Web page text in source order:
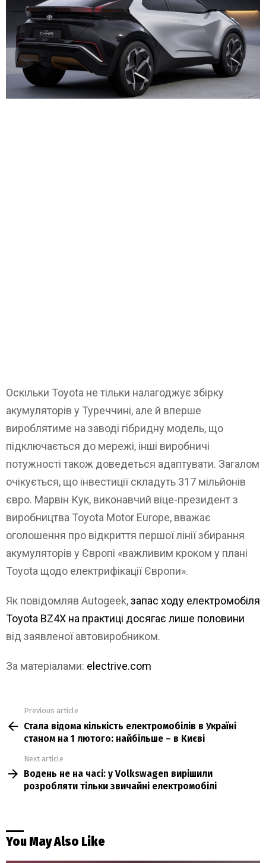
Оскільки Toyota не тільки налагоджує збірку
акумуляторів у Туреччині, але й вперше
вироблятиме на заводі гібридну модель, що
підключається до мережі, інші виробничі
потужності також доведеться адаптувати. Загалом
очікується, що інвестиції складуть 317 мільйонів
євро. Марвін Кук, виконавчий віце-президент з
виробництва Toyota Motor Europe, вважає
оголошення про відкриття першої лінії збирання
акумуляторів у Європі «важливим кроком у плані
Toyota щодо електрифікації Європи».
Як повідомляв Autogeek,запас ходу електромобіля
Toyota BZ4X на практиці досягає лише половини
від заявленої автовиробником.
За матеріалами: electrive.com
more
Previous article
Стала відома кількість електромобілів в Україні
станом на 1 лютого: найбільше – в Києві
Next article
Водень не на часі: у Volkswagen вирішили
розробляти тільки звичайні електромобілі
You May Also Like